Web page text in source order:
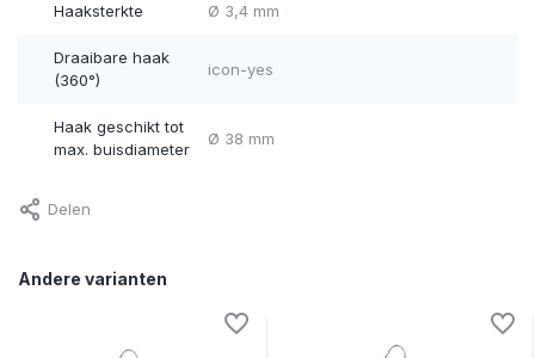
Haaksterkte Ø 3,4 mm
Draaibare haak
(360°)
icon-yes
Haak geschikt tot
max. buisdiameter
Ø 38 mm
Delen
Andere varianten